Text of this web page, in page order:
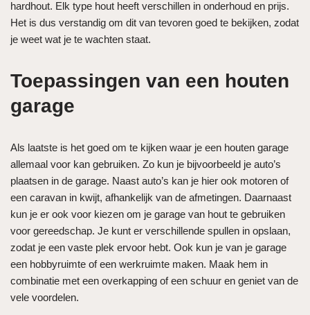
hardhout. Elk type hout heeft verschillen in onderhoud en prijs.
Het is dus verstandig om dit van tevoren goed te bekijken, zodat
je weet wat je te wachten staat.
Toepassingen van een houten
garage
Als laatste is het goed om te kijken waar je een houten garage
allemaal voor kan gebruiken. Zo kun je bijvoorbeeld je auto’s
plaatsen in de garage. Naast auto’s kan je hier ook motoren of
een caravan in kwijt, afhankelijk van de afmetingen. Daarnaast
kun je er ook voor kiezen om je garage van hout te gebruiken
voor gereedschap. Je kunt er verschillende spullen in opslaan,
zodat je een vaste plek ervoor hebt. Ook kun je van je garage
een hobbyruimte of een werkruimte maken. Maak hem in
combinatie met een overkapping of een schuur en geniet van de
vele voordelen.